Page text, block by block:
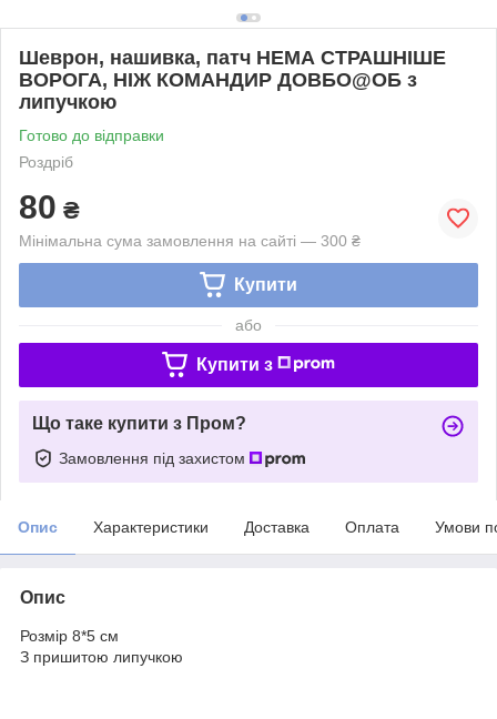
Шеврон, нашивка, патч НЕМА СТРАШНІШЕ
ВОРОГА, НІЖ КОМАНДИР ДОВБО@ОБ з
липучкою
Готово до відправки
Роздріб
80 ₴
Мінімальна сума замовлення на сайті — 300 ₴
Купити
або
Купити з
Що таке купити з Пром?
Замовлення під захистом
Опис Характеристики Доставка Оплата Умови
Опис
Розмір 8*5 см
З пришитою липучкою